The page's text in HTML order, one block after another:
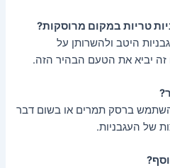
טריות במקום מרוסקות?
היטב ולהשרותן על
יביא את הטעם הבהיר הזה.
ברסק תמרים או בשום דבר
של העגבניות.